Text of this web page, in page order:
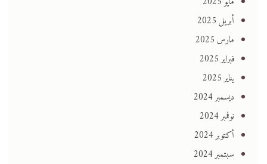
أبريل 2025
مارس 2025
فبراير 2025
يناير 2025
ديسمبر 2024
نوفمبر 2024
أكتوبر 2024
سبتمبر 2024